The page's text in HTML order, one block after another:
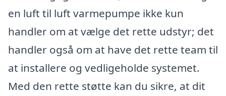
en luft til luft varmepumpe ikke kun
handler om at vælge det rette udstyr; det
handler også om at have det rette team til
at installere og vedligeholde systemet.
Med den rette støtte kan du sikre, at dit